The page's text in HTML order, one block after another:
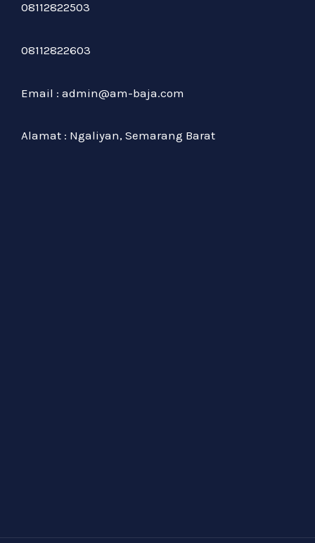
08112822503
08112822603
Email : admin@am-baja.com
Alamat : Ngaliyan, Semarang Barat